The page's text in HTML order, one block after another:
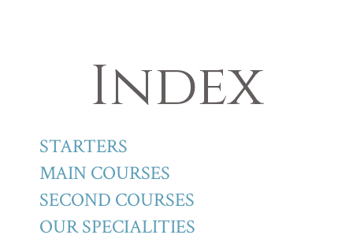
Index
STARTERS
MAIN COURSES
SECOND COURSES
OUR SPECIALITIES